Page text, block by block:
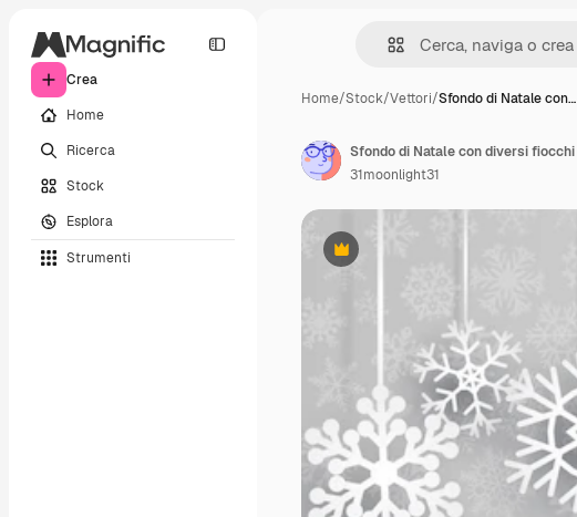
Crea
Home
Ricerca
Stock
Esplora
Strumenti
Home/Stock/Vettori/Sfondo di Natale con…
Premium
31moonlight31